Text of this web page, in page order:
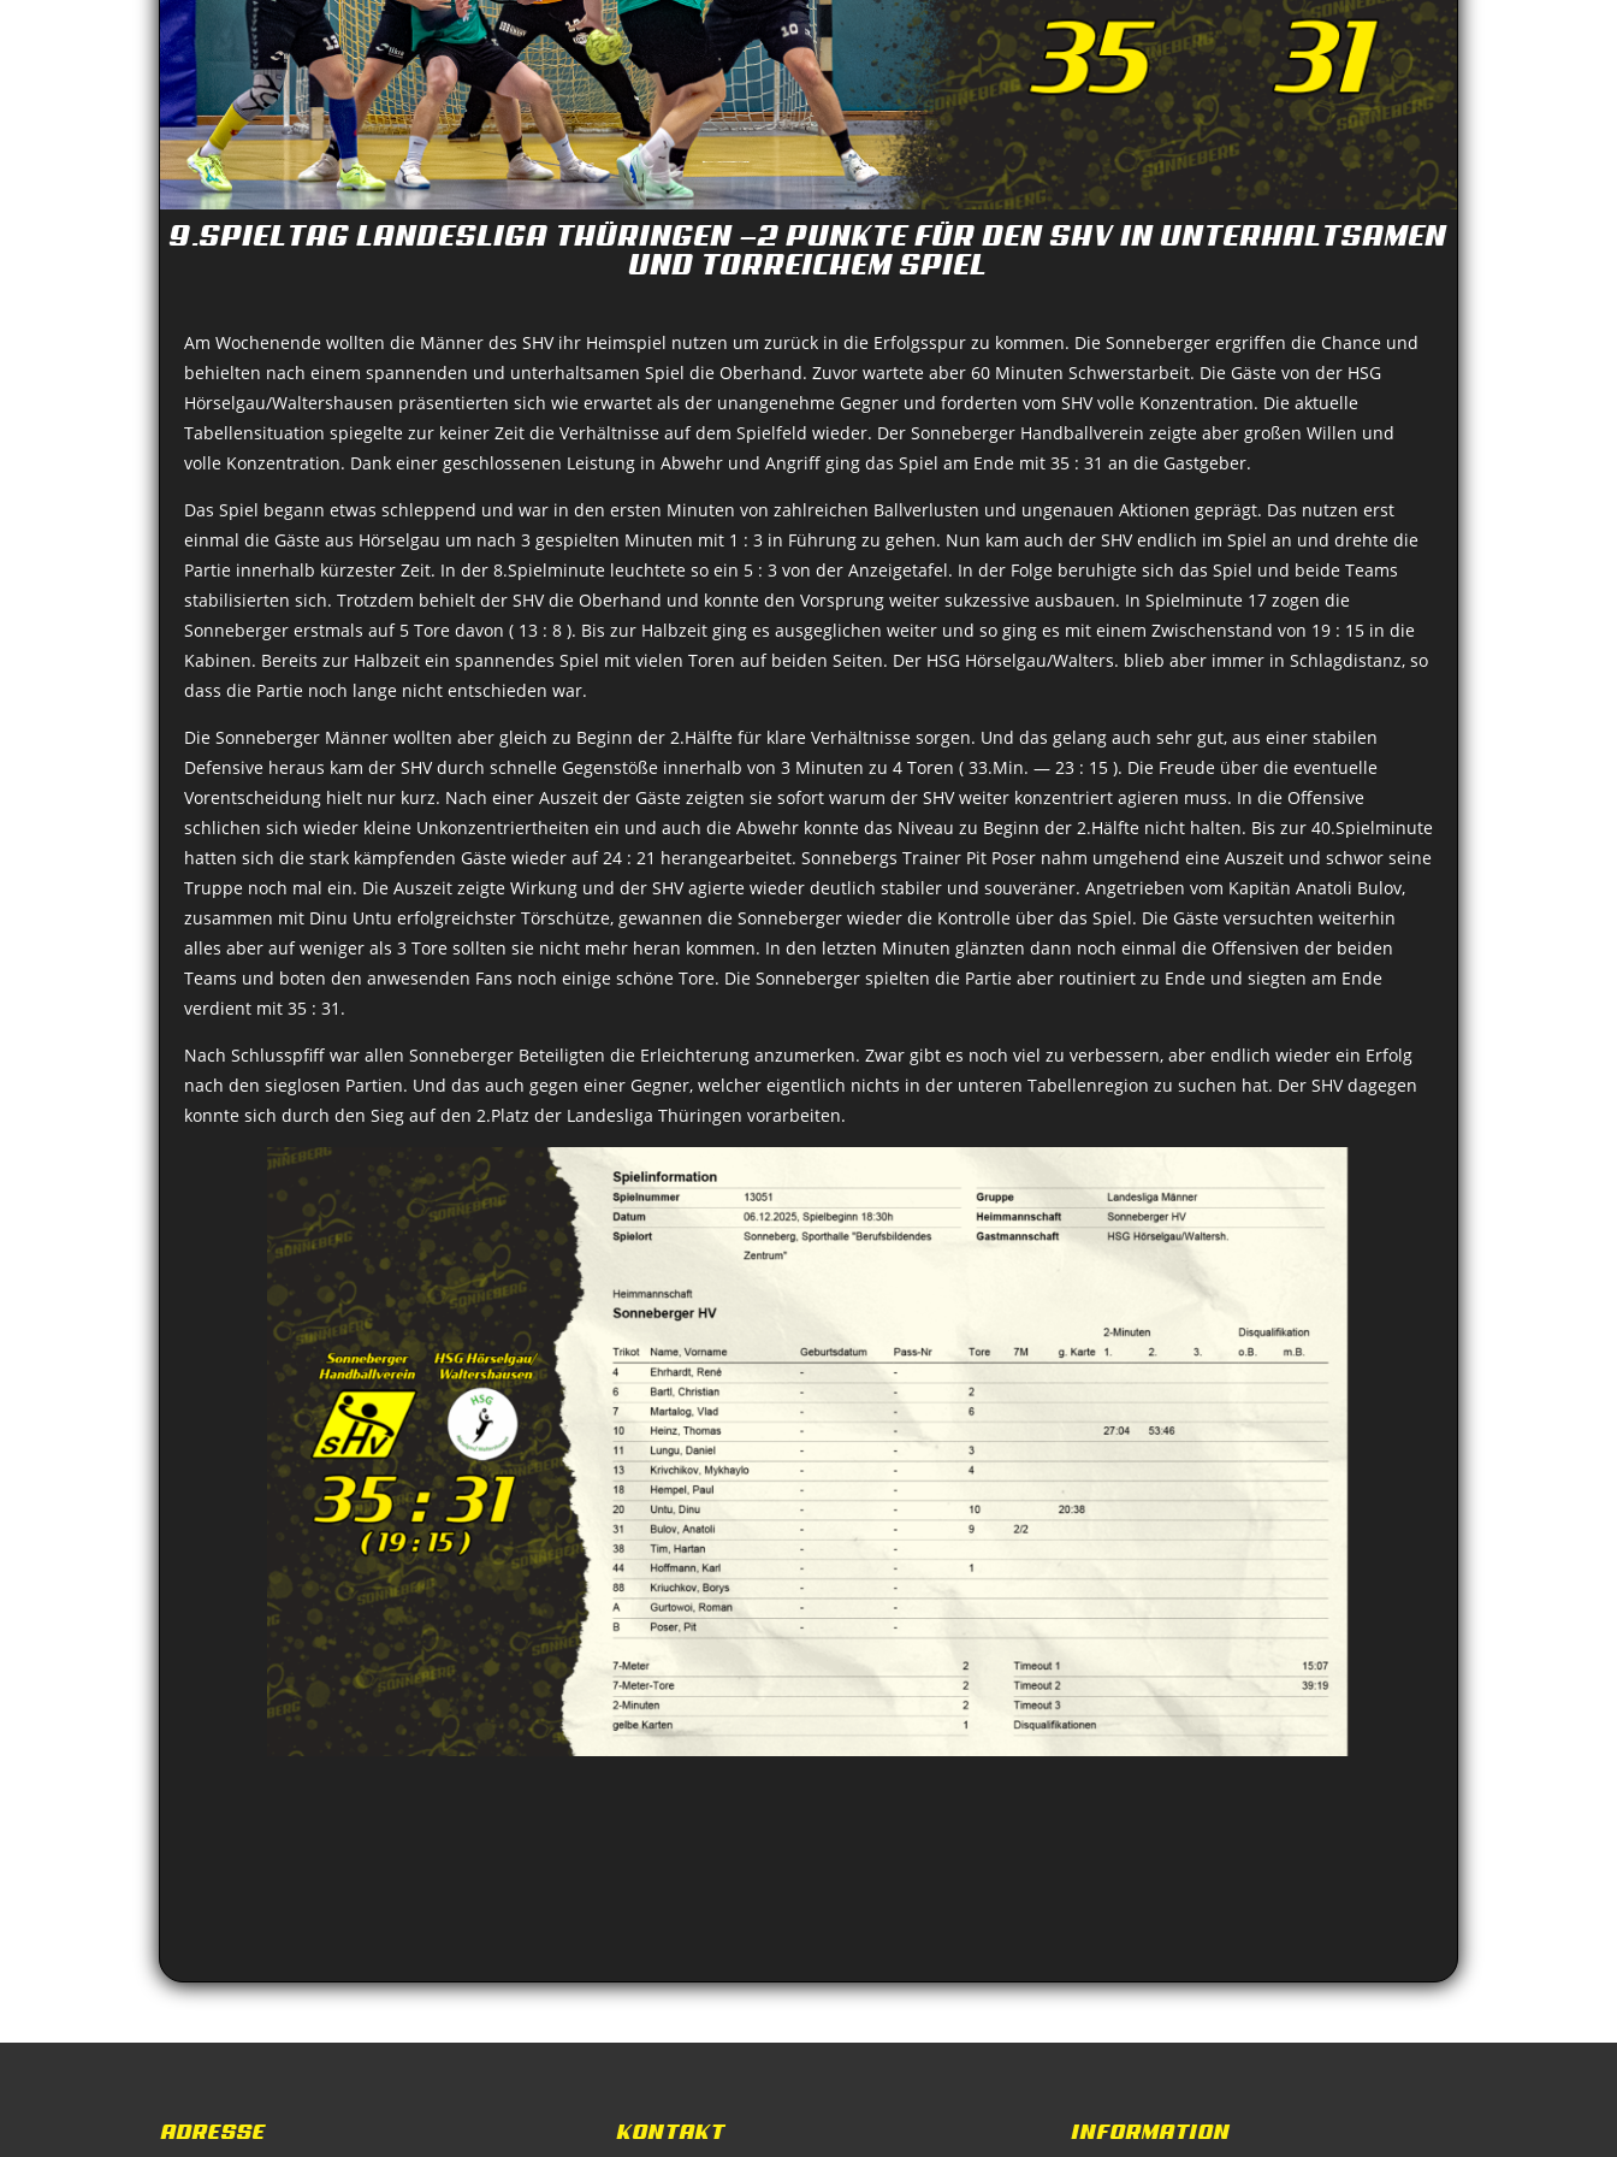
9.SPIELTAG LANDESLIGA THÜRINGEN —2 PUNKTE FÜR DEN SHV IN UNTERHALTSAMEN
UND TORREICHEM SPIEL
Am Wochenende wollten die Männer des SHV ihr Heimspiel nutzen um zurück in die Erfolgsspur zu kommen. Die Sonneberger ergriffen die Chance und
behielten nach einem spannenden und unterhaltsamen Spiel die Oberhand. Zuvor wartete aber 60 Minuten Schwerstarbeit. Die Gäste von der HSG
Hörselgau/Waltershausen präsentierten sich wie erwartet als der unangenehme Gegner und forderten vom SHV volle Konzentration. Die aktuelle
Tabellensituation spiegelte zur keiner Zeit die Verhältnisse auf dem Spielfeld wieder. Der Sonneberger Handballverein zeigte aber großen Willen und
volle Konzentration. Dank einer geschlossenen Leistung in Abwehr und Angriff ging das Spiel am Ende mit 35 : 31 an die Gastgeber.
Das Spiel begann etwas schleppend und war in den ersten Minuten von zahlreichen Ballverlusten und ungenauen Aktionen geprägt. Das nutzen erst
einmal die Gäste aus Hörselgau um nach 3 gespielten Minuten mit 1 : 3 in Führung zu gehen. Nun kam auch der SHV endlich im Spiel an und drehte die
Partie innerhalb kürzester Zeit. In der 8.Spielminute leuchtete so ein 5 : 3 von der Anzeigetafel. In der Folge beruhigte sich das Spiel und beide Teams
stabilisierten sich. Trotzdem behielt der SHV die Oberhand und konnte den Vorsprung weiter sukzessive ausbauen. In Spielminute 17 zogen die
Sonneberger erstmals auf 5 Tore davon ( 13 : 8 ). Bis zur Halbzeit ging es ausgeglichen weiter und so ging es mit einem Zwischenstand von 19 : 15 in die
Kabinen. Bereits zur Halbzeit ein spannendes Spiel mit vielen Toren auf beiden Seiten. Der HSG Hörselgau/Walters. blieb aber immer in Schlagdistanz, so
dass die Partie noch lange nicht entschieden war.
Die Sonneberger Männer wollten aber gleich zu Beginn der 2.Hälfte für klare Verhältnisse sorgen. Und das gelang auch sehr gut, aus einer stabilen
Defensive heraus kam der SHV durch schnelle Gegenstöße innerhalb von 3 Minuten zu 4 Toren ( 33.Min. — 23 : 15 ). Die Freude über die eventuelle
Vorentscheidung hielt nur kurz. Nach einer Auszeit der Gäste zeigten sie sofort warum der SHV weiter konzentriert agieren muss. In die Offensive
schlichen sich wieder kleine Unkonzentriertheiten ein und auch die Abwehr konnte das Niveau zu Beginn der 2.Hälfte nicht halten. Bis zur 40.Spielminute
hatten sich die stark kämpfenden Gäste wieder auf 24 : 21 herangearbeitet. Sonnebergs Trainer Pit Poser nahm umgehend eine Auszeit und schwor seine
Truppe noch mal ein. Die Auszeit zeigte Wirkung und der SHV agierte wieder deutlich stabiler und souveräner. Angetrieben vom Kapitän Anatoli Bulov,
zusammen mit Dinu Untu erfolgreichster Törschütze, gewannen die Sonneberger wieder die Kontrolle über das Spiel. Die Gäste versuchten weiterhin
alles aber auf weniger als 3 Tore sollten sie nicht mehr heran kommen. In den letzten Minuten glänzten dann noch einmal die Offensiven der beiden
Teams und boten den anwesenden Fans noch einige schöne Tore. Die Sonneberger spielten die Partie aber routiniert zu Ende und siegten am Ende
verdient mit 35 : 31.
Nach Schlusspfiff war allen Sonneberger Beteiligten die Erleichterung anzumerken. Zwar gibt es noch viel zu verbessern, aber endlich wieder ein Erfolg
nach den sieglosen Partien. Und das auch gegen einer Gegner, welcher eigentlich nichts in der unteren Tabellenregion zu suchen hat. Der SHV dagegen
konnte sich durch den Sieg auf den 2.Platz der Landesliga Thüringen vorarbeiten.
ADRESSE KONTAKT INFORMATION